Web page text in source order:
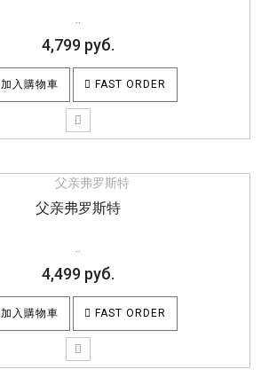
..
4,799 руб.
加入購物車 FAST ORDER
父亲弗罗斯特
..
4,499 руб.
加入購物車 FAST ORDER